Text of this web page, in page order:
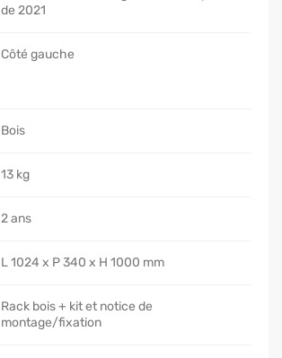
de 2021
Côté gauche
Bois
13 kg
2 ans
L 1024 x P 340 x H 1000 mm
Rack bois + kit et notice de
montage/fixation